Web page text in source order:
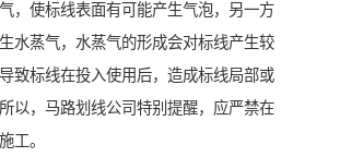
，使标线表面有可能产生气泡，另一方
水蒸气，水蒸气的形成会对标线产生较
致标线在投入使用后，造成标线局部或
以，马路划线公司特别提醒，应严禁在
工。